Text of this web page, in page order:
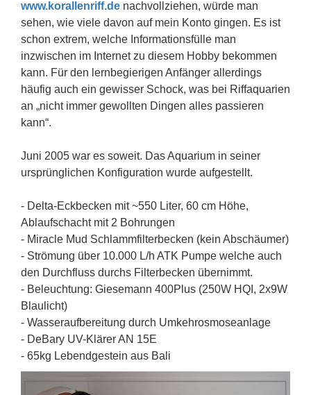
www.korallenriff.de nachvollziehen, würde man
sehen, wie viele davon auf mein Konto gingen. Es ist
schon extrem, welche Informationsfülle man
inzwischen im Internet zu diesem Hobby bekommen
kann. Für den lernbegierigen Anfänger allerdings
häufig auch ein gewisser Schock, was bei Riffaquarien
an „nicht immer gewollten Dingen alles passieren
kann“.
Juni 2005 war es soweit. Das Aquarium in seiner
ursprünglichen Konfiguration wurde aufgestellt.
- Delta-Eckbecken mit ~550 Liter, 60 cm Höhe,
Ablaufschacht mit 2 Bohrungen
- Miracle Mud Schlammfilterbecken (kein Abschäumer)
- Strömung über 10.000 L/h ATK Pumpe welche auch
den Durchfluss durchs Filterbecken übernimmt.
- Beleuchtung: Giesemann 400Plus (250W HQI, 2x9W
Blaulicht)
- Wasseraufbereitung durch Umkehrosmoseanlage
- DeBary UV-Klärer AN 15E
- 65kg Lebendgestein aus Bali